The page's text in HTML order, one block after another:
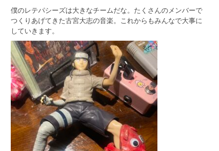
僕のレテパシーズは大きなチームだな。たくさんのメンバーで
つくりあげてきた古宮大志の音楽。これからもみんなで大事に
していきます。